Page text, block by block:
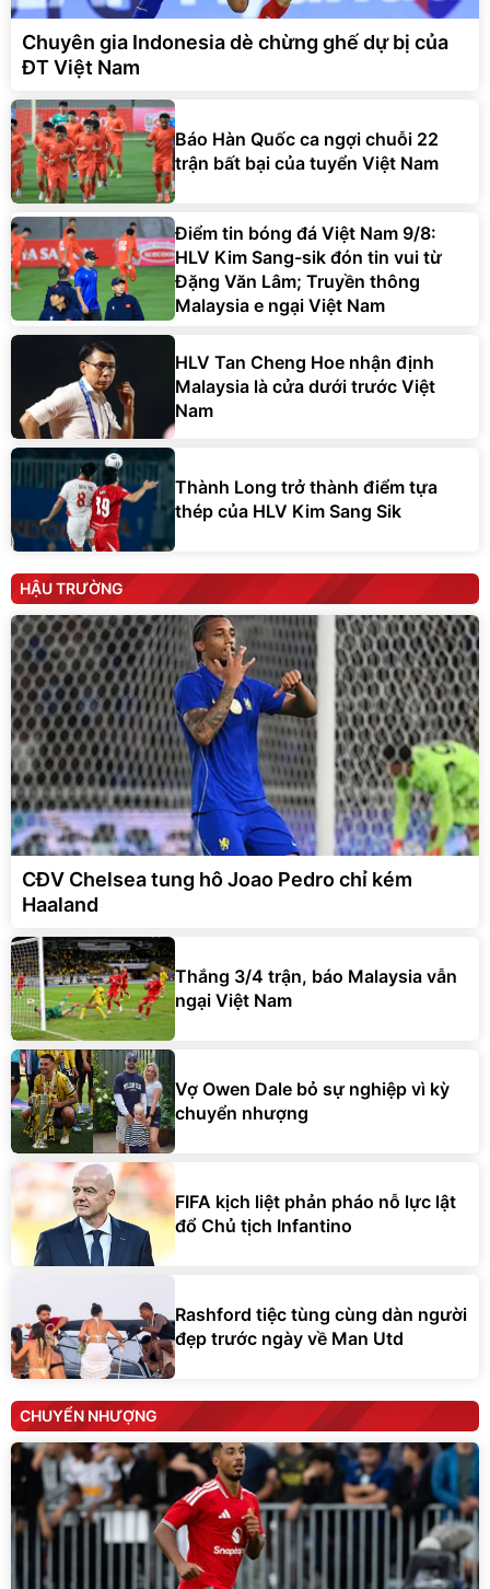
Chuyên gia Indonesia dè chừng ghế dự bị của
ĐT Việt Nam
Báo Hàn Quốc ca ngợi chuỗi 22
trận bất bại của tuyển Việt Nam
Điểm tin bóng đá Việt Nam 9/8:
HLV Kim Sang-sik đón tin vui từ
Đặng Văn Lâm; Truyền thông
Malaysia e ngại Việt Nam
HLV Tan Cheng Hoe nhận định
Malaysia là cửa dưới trước Việt
Nam
Thành Long trở thành điểm tựa
thép của HLV Kim Sang Sik
HẬU TRƯỜNG
CĐV Chelsea tung hô Joao Pedro chỉ kém
Haaland
Thắng 3/4 trận, báo Malaysia vẫn
ngại Việt Nam
Vợ Owen Dale bỏ sự nghiệp vì kỳ
chuyển nhượng
FIFA kịch liệt phản pháo nỗ lực lật
đổ Chủ tịch Infantino
Rashford tiệc tùng cùng dàn người
đẹp trước ngày về Man Utd
CHUYỂN NHƯỢNG